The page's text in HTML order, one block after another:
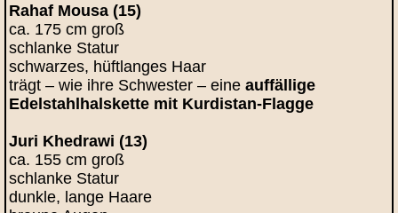
Rahaf Mousa (15)
ca. 175 cm groß
schlanke Statur
schwarzes, hüftlanges Haar
trägt – wie ihre Schwester – eineauffällige
Edelstahlhalskette mit Kurdistan‑Flagge
Juri Khedrawi (13)
ca. 155 cm groß
schlanke Statur
dunkle, lange Haare